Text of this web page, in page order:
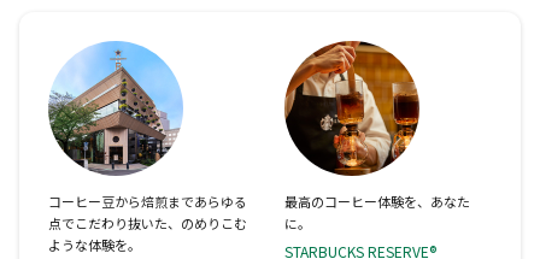
コーヒー豆から焙煎まであらゆる
点でこだわり抜いた、のめりこむ
ような体験を。
最高のコーヒー体験を、あなた
に。
STARBUCKS RESERVE®